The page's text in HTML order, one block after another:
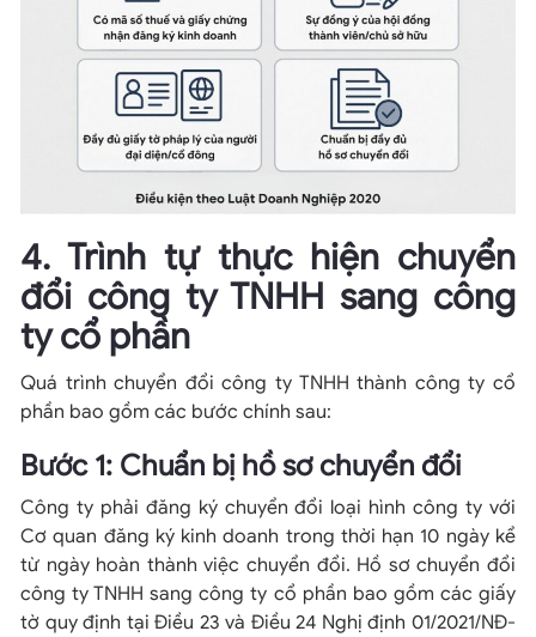
4. Trình tự thực hiện chuyển
đổi công ty TNHH sang công
ty cổ phần
Quá trình chuyển đổi công ty TNHH thành công ty cổ
phần bao gồm các bước chính sau:
Bước 1: Chuẩn bị hồ sơ chuyển đổi
Công ty phải đăng ký chuyển đổi loại hình công ty với
Cơ quan đăng ký kinh doanh trong thời hạn 10 ngày kể
từ ngày hoàn thành việc chuyển đổi. Hồ sơ chuyển đổi
công ty TNHH sang công ty cổ phần bao gồm các giấy
tờ quy định tại Điều 23 và Điều 24 Nghị định 01/2021/NĐ-